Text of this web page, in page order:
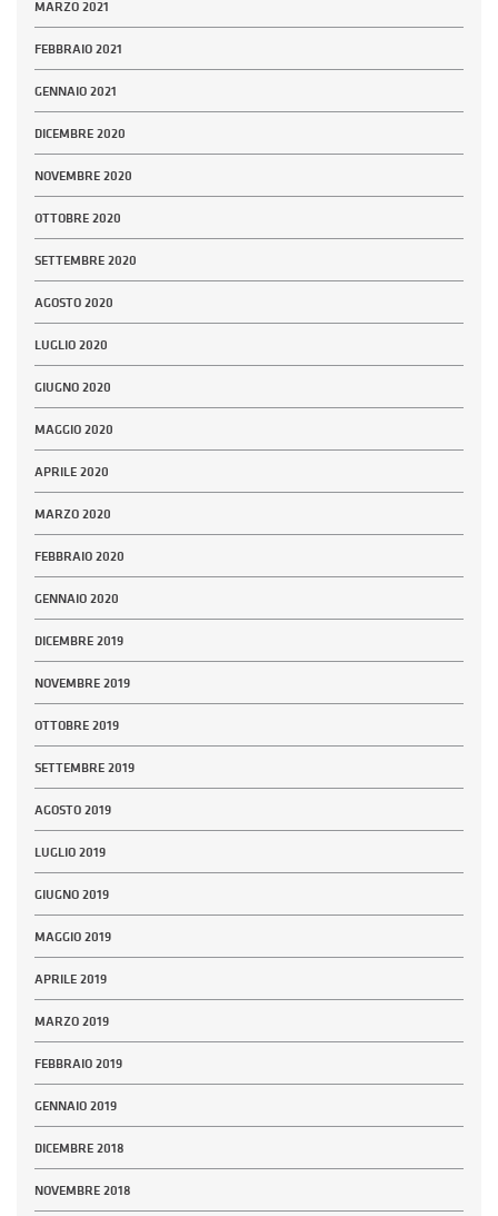
MARZO 2021
FEBBRAIO 2021
GENNAIO 2021
DICEMBRE 2020
NOVEMBRE 2020
OTTOBRE 2020
SETTEMBRE 2020
AGOSTO 2020
LUGLIO 2020
GIUGNO 2020
MAGGIO 2020
APRILE 2020
MARZO 2020
FEBBRAIO 2020
GENNAIO 2020
DICEMBRE 2019
NOVEMBRE 2019
OTTOBRE 2019
SETTEMBRE 2019
AGOSTO 2019
LUGLIO 2019
GIUGNO 2019
MAGGIO 2019
APRILE 2019
MARZO 2019
FEBBRAIO 2019
GENNAIO 2019
DICEMBRE 2018
NOVEMBRE 2018